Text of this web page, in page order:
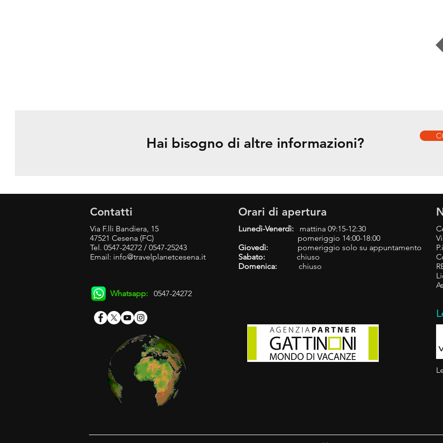
Hai bisogno di altre informazioni?
Contatti Orari di apertura
Via F.lli Bandiera, 15
47521 Cesena (FC)
Tel. 0547-24272 / 0547-25243
Email: info@travelplanetcesena.it
Lunedì-Venerdì:
mattina 09:15-12:30
pomeriggio 14:00-18:00
Giovedì:
pomeriggio solo su appuntamento
Sabato:
chiuso
Domenica:
chiuso
Whatsapp: 0547-24272